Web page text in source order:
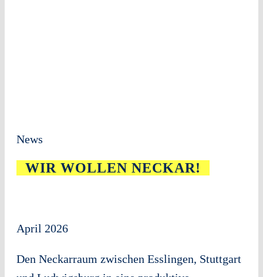
News
WIR WOLLEN NECKAR!
April 2026
Den Neckarraum zwischen Esslingen, Stuttgart